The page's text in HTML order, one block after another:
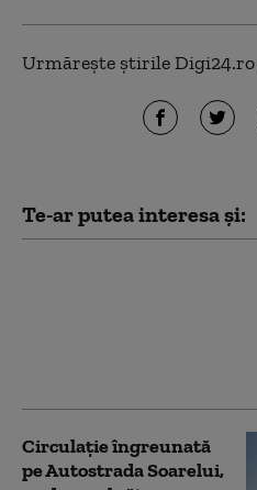
Urmărește știrile Digi24.ro
Te-ar putea interesa și:
Circulație îngreunată
pe Autostrada Soarelui,